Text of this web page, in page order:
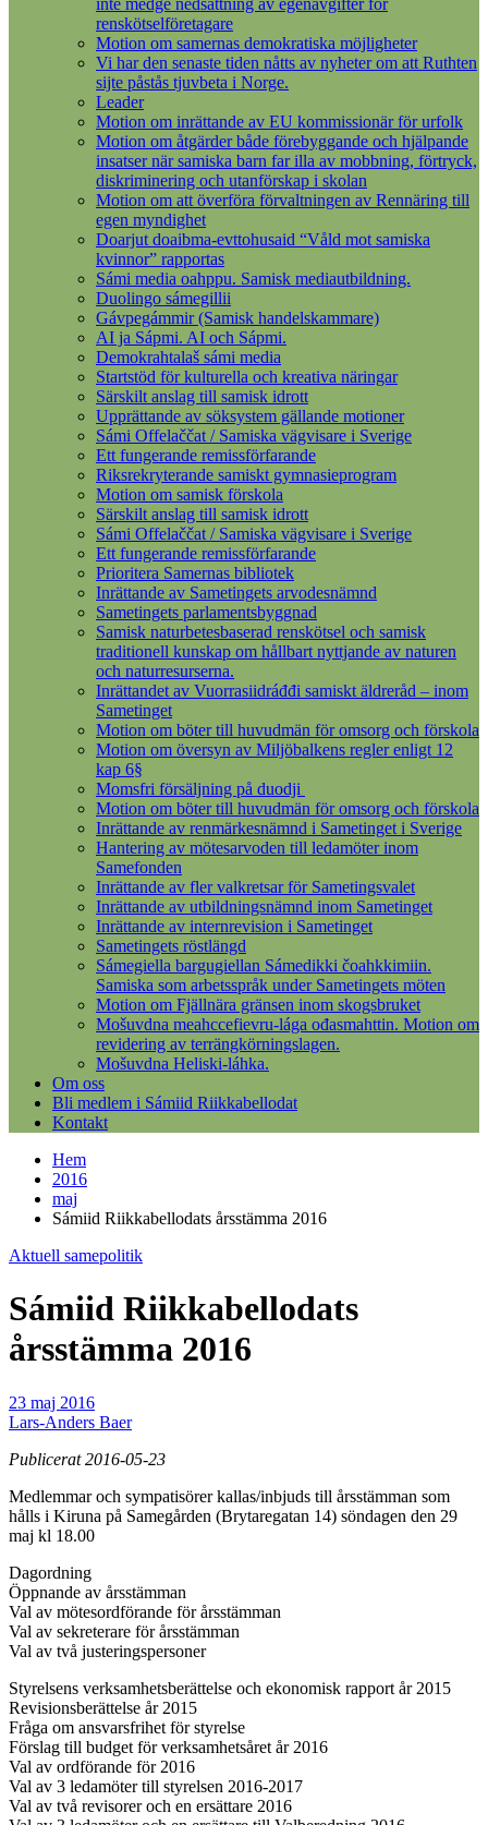
inte medge nedsättning av egenavgifter för
renskötselföretagare
Motion om samernas demokratiska möjligheter
Vi har den senaste tiden nåtts av nyheter om att Ruthten
sijte påstås tjuvbeta i Norge.
Leader
Motion om inrättande av EU kommissionär för urfolk
Motion om åtgärder både förebyggande och hjälpande
insatser när samiska barn far illa av mobbning, förtryck,
diskriminering och utanförskap i skolan
Motion om att överföra förvaltningen av Rennäring till
egen myndighet
Doarjut doaibma-evttohusaid “Våld mot samiska
kvinnor” rapportas
Sámi media oahppu. Samisk mediautbildning.
Duolingo sámegillii
Gávpegámmir (Samisk handelskammare)
AI ja Sápmi. AI och Sápmi.
Demokrahtalaš sámi media
Startstöd för kulturella och kreativa näringar
Särskilt anslag till samisk idrott
Upprättande av söksystem gällande motioner
Sámi Offelaččat / Samiska vägvisare i Sverige
Ett fungerande remissförfarande
Riksrekryterande samiskt gymnasieprogram
Motion om samisk förskola
Särskilt anslag till samisk idrott
Sámi Offelaččat / Samiska vägvisare i Sverige
Ett fungerande remissförfarande
Prioritera Samernas bibliotek
Inrättande av Sametingets arvodesnämnd
Sametingets parlamentsbyggnad
Samisk naturbetesbaserad renskötsel och samisk
traditionell kunskap om hållbart nyttjande av naturen
och naturresurserna.
Inrättandet av Vuorrasiidráđđi samiskt äldreråd – inom
Sametinget
Motion om böter till huvudmän för omsorg och förskola
Motion om översyn av Miljöbalkens regler enligt 12
kap 6§
Momsfri försäljning på duodji
Motion om böter till huvudmän för omsorg och förskola
Inrättande av renmärkesnämnd i Sametinget i Sverige
Hantering av mötesarvoden till ledamöter inom
Samefonden
Inrättande av fler valkretsar för Sametingsvalet
Inrättande av utbildningsnämnd inom Sametinget
Inrättande av internrevision i Sametinget
Sametingets röstlängd
Sámegiella bargugiellan Sámedikki čoahkkimiin.
Samiska som arbetsspråk under Sametingets möten
Motion om Fjällnära gränsen inom skogsbruket
Mošuvdna meahccefievru-lága ođasmahttin. Motion om
revidering av terrängkörningslagen.
Mošuvdna Heliski-láhka.
Om oss
Bli medlem i Sámiid Riikkabellodat
Kontakt
Hem
2016
maj
Sámiid Riikkabellodats årsstämma 2016
Aktuell samepolitik
Sámiid Riikkabellodats
årsstämma 2016
23 maj 2016
Lars-Anders Baer
Publicerat 2016-05-23
Medlemmar och sympatisörer kallas/inbjuds till årsstämman som
hålls i Kiruna på Samegården (Brytaregatan 14) söndagen den 29
maj kl 18.00
Dagordning
Öppnande av årsstämman
Val av mötesordförande för årsstämman
Val av sekreterare för årsstämman
Val av två justeringspersoner
Styrelsens verksamhetsberättelse och ekonomisk rapport år 2015
Revisionsberättelse år 2015
Fråga om ansvarsfrihet för styrelse
Förslag till budget för verksamhetsåret år 2016
Val av ordförande för 2016
Val av 3 ledamöter till styrelsen 2016-2017
Val av två revisorer och en ersättare 2016